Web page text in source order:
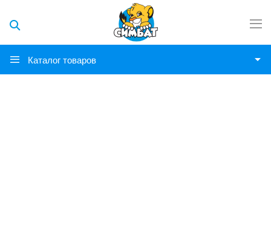
Каталог товаров